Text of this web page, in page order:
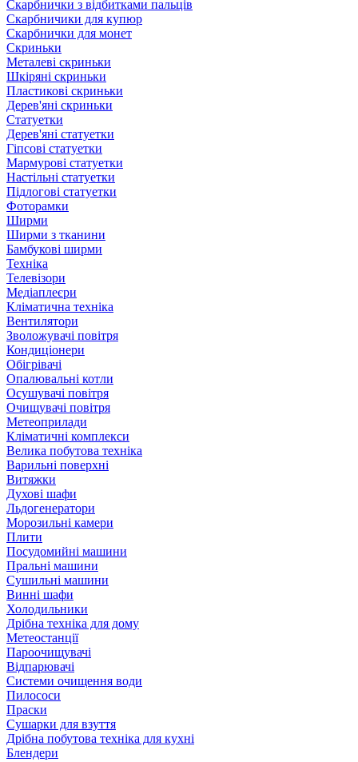
Скарбнички з відбитками пальців
Скарбничики для купюр
Скарбнички для монет
Скриньки
Металеві скриньки
Шкіряні скриньки
Пластикові скриньки
Дерев'яні скриньки
Статуетки
Дерев'яні статуетки
Гіпсові статуетки
Мармурові статуетки
Настільні статуетки
Підлогові статуетки
Фоторамки
Ширми
Ширми з тканини
Бамбукові ширми
Техніка
Телевізори
Медіаплеєри
Кліматична техніка
Вентилятори
Зволожувачі повітря
Кондиціонери
Обігрівачі
Опалювальні котли
Осушувачі повітря
Очищувачі повітря
Метеоприлади
Кліматичні комплекси
Велика побутова техніка
Варильні поверхні
Витяжки
Духові шафи
Льдогенератори
Морозильні камери
Плити
Посудомийні машини
Пральні машини
Сушильні машини
Винні шафи
Холодильники
Дрібна техніка для дому
Метеостанції
Пароочищувачі
Відпарювачі
Системи очищення води
Пилососи
Праски
Сушарки для взуття
Дрібна побутова техніка для кухні
Блендери